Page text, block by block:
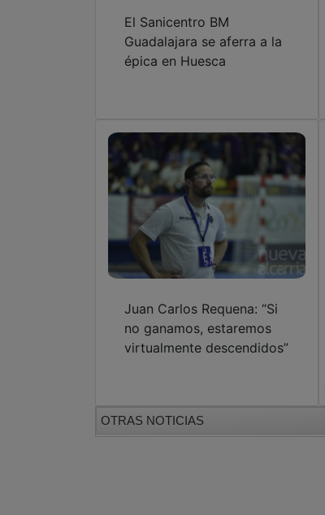
El Sanicentro BM
Guadalajara se aferra a la
épica en Huesca
Juan Carlos Requena: “Si
no ganamos, estaremos
virtualmente descendidos”
OTRAS NOTICIAS